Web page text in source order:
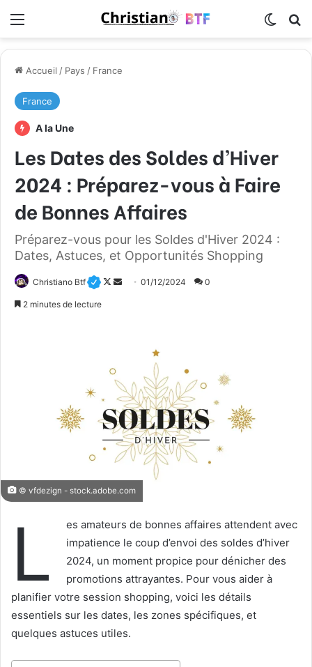
Accueil / Pays / France
France
A la Une
Les Dates des Soldes d’Hiver
2024 : Préparez-vous à Faire
de Bonnes Affaires
Préparez-vous pour les Soldes d'Hiver 2024 :
Dates, Astuces, et Opportunités Shopping
Christiano Btf
F
w
o
n
X
r
u
n
c
o
r
r
l
01/12/2024 0
2 minutes de lecture
© vfdezign - stock.adobe.com
L
es amateurs de bonnes affaires attendent avec
impatience le coup d’envoi des soldes d’hiver
2024, un moment propice pour dénicher des
promotions attrayantes. Pour vous aider à
planifier votre session shopping, voici les détails
essentiels sur les dates, les zones spécifiques, et
quelques astuces utiles.